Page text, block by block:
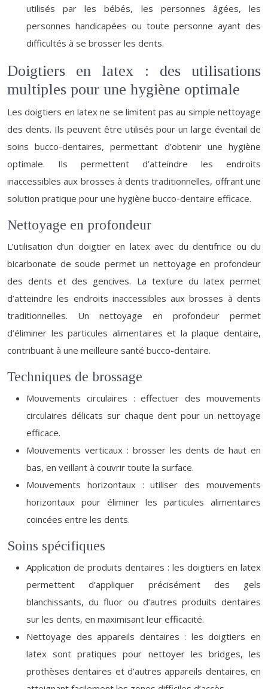
utilisés par les bébés, les personnes âgées, les
personnes handicapées ou toute personne ayant des
difficultés à se brosser les dents.
Doigtiers en latex : des utilisations
multiples pour une hygiène optimale
Les doigtiers en latex ne se limitent pas au simple nettoyage
des dents. Ils peuvent être utilisés pour un large éventail de
soins bucco-dentaires, permettant d’obtenir une hygiène
optimale. Ils permettent d’atteindre les endroits
inaccessibles aux brosses à dents traditionnelles, offrant une
solution pratique pour une hygiène bucco-dentaire efficace.
Nettoyage en profondeur
L’utilisation d’un doigtier en latex avec du dentifrice ou du
bicarbonate de soude permet un nettoyage en profondeur
des dents et des gencives. La texture du latex permet
d’atteindre les endroits inaccessibles aux brosses à dents
traditionnelles. Un nettoyage en profondeur permet
d’éliminer les particules alimentaires et la plaque dentaire,
contribuant à une meilleure santé bucco-dentaire.
Techniques de brossage
Mouvements circulaires : effectuer des mouvements
circulaires délicats sur chaque dent pour un nettoyage
efficace.
Mouvements verticaux : brosser les dents de haut en
bas, en veillant à couvrir toute la surface.
Mouvements horizontaux : utiliser des mouvements
horizontaux pour éliminer les particules alimentaires
coincées entre les dents.
Soins spécifiques
Application de produits dentaires : les doigtiers en latex
permettent d’appliquer précisément des gels
blanchissants, du fluor ou d’autres produits dentaires
sur les dents, en maximisant leur efficacité.
Nettoyage des appareils dentaires : les doigtiers en
latex sont pratiques pour nettoyer les bridges, les
prothèses dentaires et d’autres appareils dentaires, en